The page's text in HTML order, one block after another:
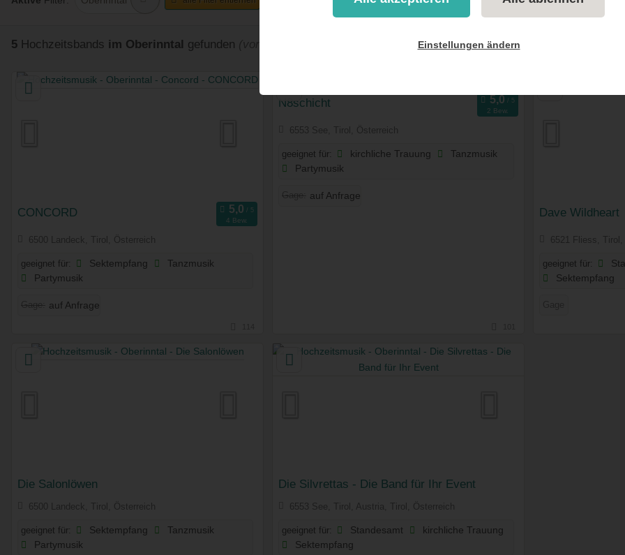
5 Hochzeitsbands im Oberinntal gefunden
CONCORD
4 Bew.
6500 Landeck, Tirol, Österreich
geeignet für: Sektempfang
Tanzmusik
Partymusik
Gage: auf Anfrage
N8schicht
2 Bew.
6553 See, Tirol, Österreich
geeignet für: kirchliche Trauung
Tanzmusik
Partymusik
Gage: auf Anfrage
Dave Wildheart
6521 Fliess,
geeignet für:
Sektempfang
Die Salonlöwen
6500 Landeck, Tirol, Österreich
geeignet für: Sektempfang
Tanzmusik
Partymusik
Die Silvrettas - Die Band für Ihr Event
6553 See, Tirol, Austria, Tirol, Österreich
geeignet für: Standesamt
kirchliche Trauung
Sektempfang
Einstellungen ändern